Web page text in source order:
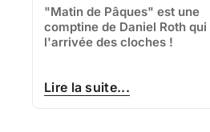
"Matin de Pâques" est une
comptine de Daniel Roth qui
l'arrivée des cloches !
Lire la suite...